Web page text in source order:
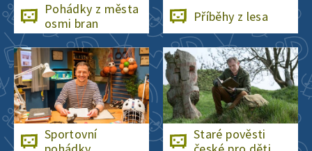
Pohádky z města
osmi bran
Příběhy z lesa
Sportovní
Staré pověsti